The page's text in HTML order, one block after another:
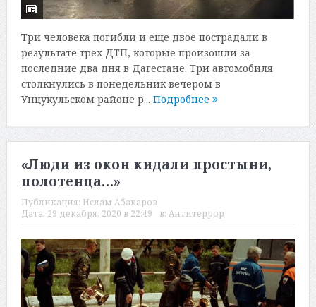
Три человека погибли и еще двое пострадали в
результате трех ДТП, которые произошли за
последние два дня в Дагестане. Три автомобиля
столкнулись в понедельник вечером в
Унцукульском районе р... Подробнее
«Люди из окон кидали простыни,
полотенца…»
Публикация: Ислам Абакаров
Дата: 29 декабря, 2020 в 22:49 в: Антитеррор